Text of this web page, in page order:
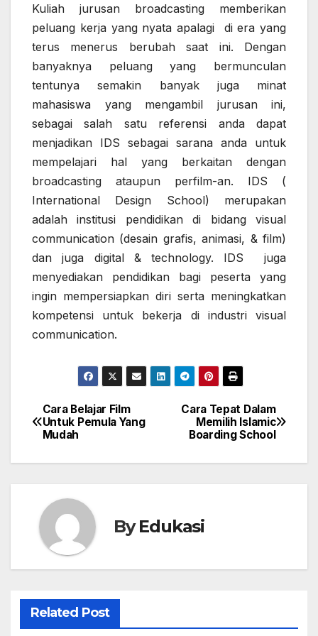
Kuliah jurusan broadcasting memberikan
peluang kerja yang nyata apalagi di era yang
terus menerus berubah saat ini. Dengan
banyaknya peluang yang bermunculan
tentunya semakin banyak juga minat
mahasiswa yang mengambil jurusan ini,
sebagai salah satu referensi anda dapat
menjadikan IDS sebagai sarana anda untuk
mempelajari hal yang berkaitan dengan
broadcasting ataupun perfilm-an. IDS (
International Design School) merupakan
adalah institusi pendidikan di bidang visual
communication (desain grafis, animasi, & film)
dan juga digital & technology. IDS juga
menyediakan pendidikan bagi peserta yang
ingin mempersiapkan diri serta meningkatkan
kompetensi untuk bekerja di industri visual
communication.
Post
navigation
Cara Tepat Dalam
Memilih Islamic
Boarding School
Cara Belajar Film
Untuk Pemula Yang
Mudah
ByEdukasi
Related Post